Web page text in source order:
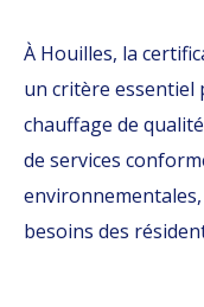
À Houilles, la
un critère essentiel
chauffage de
de services
besoins des